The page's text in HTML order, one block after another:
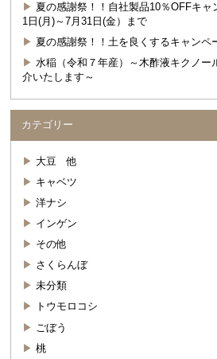
夏の感謝祭！！自社製品10％OFFキャ
1日(月)～7月31日(金）まで
夏の感謝祭！！土を良くするキャンペ
水稲（令和７年産）～木酢液キクノー
介いたします～
カテゴリー
大豆 他
キャベツ
洋ナシ
インゲン
その他
さくらんぼ
未分類
トウモロコシ
ごぼう
桃